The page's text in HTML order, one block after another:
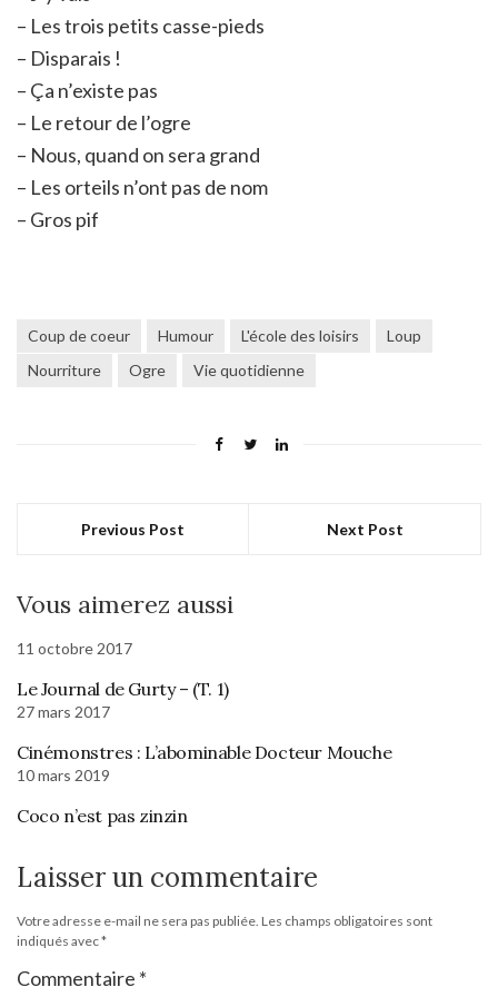
– Les trois petits casse-pieds
– Disparais !
– Ça n’existe pas
– Le retour de l’ogre
– Nous, quand on sera grand
– Les orteils n’ont pas de nom
– Gros pif
Coup de coeur Humour L'école des loisirs
Loup
Nourriture
Ogre Vie quotidienne
Previous Post Next Post
Vous aimerez aussi
11 octobre 2017
Le Journal de Gurty – (T. 1)
27 mars 2017
Cinémonstres : L’abominable Docteur Mouche
10 mars 2019
Coco n’est pas zinzin
Laisser un commentaire
Votre adresse e-mail ne sera pas publiée. Les champs obligatoires sont
indiqués avec*
Commentaire *